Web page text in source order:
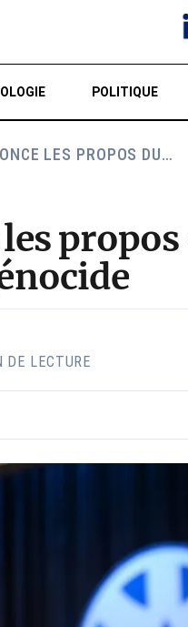
POLITIQUE
LES PROPOS DU…
DE LECTURE